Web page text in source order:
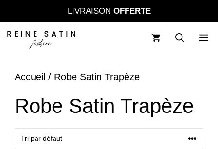
au
contenu
LIVRAISON OFFERTE
Accueil / Robe Satin Trapèze
Robe Satin Trapèze